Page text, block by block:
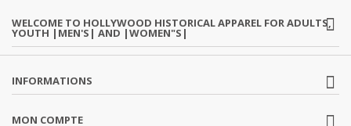
WELCOME TO HOLLYWOOD HISTORICAL APPAREL FOR ADULTS,
YOUTH |MEN'S| AND |WOMEN"S|
INFORMATIONS
MON COMPTE